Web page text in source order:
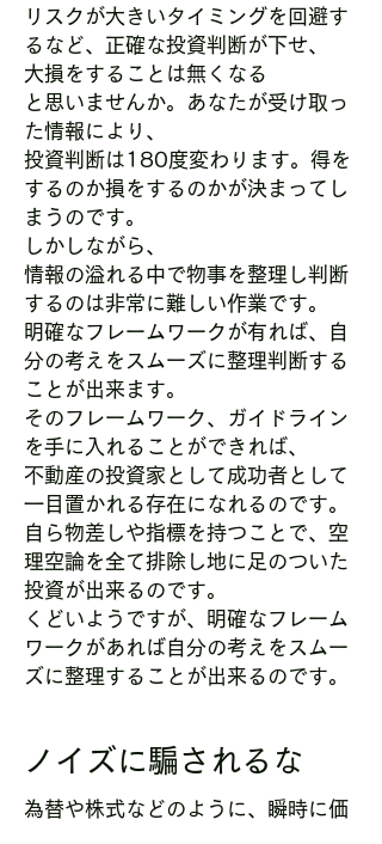
リスクが大きいタイミングを回避す
るなど、 正確な投資判断が下せ、
大損をすることは無くなる
と思いませんか。あなたが受け取っ
た情報により、
投資判断は180度変わります。得を
するのか損をするのかが決まってし
まうのです。
しかしながら、
情報の溢れる中で物事を整理し判断
するのは非常に難しい作業です。
明確なフレームワークが有れば、自
分の考えをスムーズに整理判断する
ことが出来ます。
そのフレームワーク、ガイドライン
を手に入れることができれば、
不動産の投資家として成功者として
一目置かれる存在になれるのです。
自ら物差しや指標を持つことで、 空
理空論を全て排除し地に足のついた
投資が出来るのです。
くどいようですが、明確なフレーム
ワークがあれば自分の考えをスムー
ズに整理することが出来るのです。
ノイズに騙されるな
為替や株式などのように、瞬時に価